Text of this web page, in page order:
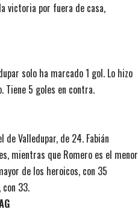
victoria por fuera de casa,
solo ha marcado 1 gol. Lo hizo
5 goles en contra.
de Valledupar, de 24. Fabián
mientras que Romero es el menor
de los heroicos, con 35
33.